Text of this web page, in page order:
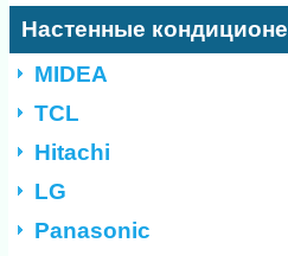
Настенные
MIDEA
TCL
Hitachi
LG
Panasonic